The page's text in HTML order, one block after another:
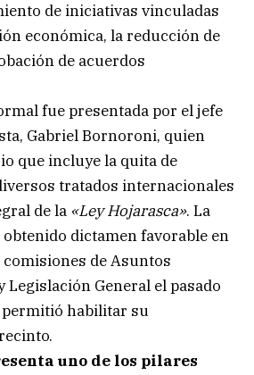
de iniciativas vinculadas
económica, la reducción de
de acuerdos
fue presentada por el jefe
Gabriel Bornoroni, quien
que incluye la quita de
tratados internacionales
de la «Ley Hojarasca». La
dictamen favorable en
de Asuntos
Legislación General el pasado
permitió habilitar su
uno de los pilares